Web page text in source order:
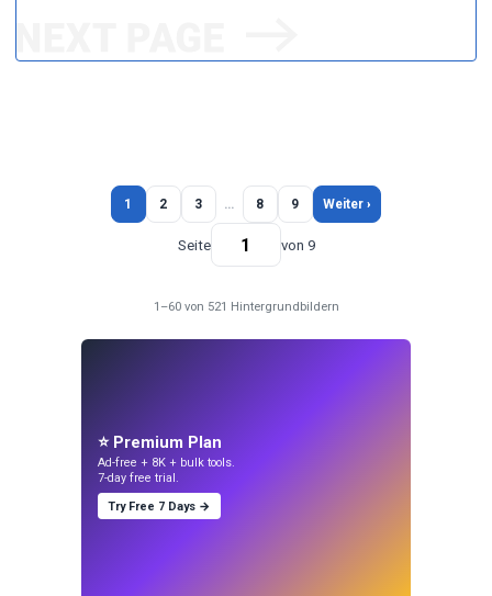
1 2 3 … 8 9 Weiter ›
Seite von 9
1–60 von 521 Hintergrundbildern
⭐ Premium Plan
Ad-free + 8K + bulk tools.
7-day free trial.
Try Free 7 Days →